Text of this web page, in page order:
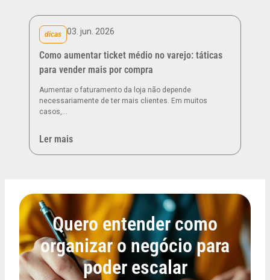
dicas 03. jun. 2026
Como aumentar ticket médio no varejo: táticas
para vender mais por compra
Aumentar o faturamento da loja não depende
necessariamente de ter mais clientes. Em muitos
casos,…
Ler mais
Quero entender como
organizar o negócio para
poder escalar